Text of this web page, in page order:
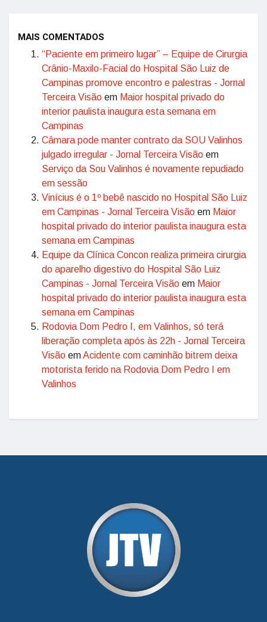
MAIS COMENTADOS
“Paciente em primeiro lugar” – Equipe de Cirurgia
Crânio-Maxilo-Facial do Hospital São Luiz de
Campinas promove encontro e palestras - Jornal
Terceira Visão em Maior hospital privado do
interior paulista inaugura esta semana em
Campinas
Câmara pode manter contrato da SOU Valinhos
julgado irregular - Jornal Terceira Visão em
Serviço da Sou Valinhos é novamente repudiado
em sessão
Vinícius é o 1º bebê nascido no Hospital São Luiz
em Campinas - Jornal Terceira Visão em Maior
hospital privado do interior paulista inaugura esta
semana em Campinas
Equipe da Clínica Concon realiza primeira cirurgia
do aparelho digestivo do Hospital São Luiz
Campinas - Jornal Terceira Visão em Maior
hospital privado do interior paulista inaugura esta
semana em Campinas
Rodovia Dom Pedro I, em Valinhos, só terá
liberação completa após às 22h - Jornal Terceira
Visão emAcidente com caminhão bitrem deixa
motorista ferido na Rodovia Dom Pedro I em
Valinhos